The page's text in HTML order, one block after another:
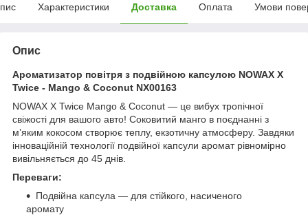
Характеристики Доставка Оплата Умови
Опис
Ароматизатор повітря з подвійною капсулою NOWAX X
Twice - Mango & Coconut NX00163
NOWAX X Twice Mango & Coconut — це вибух тропічної
свіжості для вашого авто! Соковитий манго в поєднанні з
м’яким кокосом створює теплу, екзотичну атмосферу. Завдяки
інноваційній технології подвійної капсули аромат рівномірно
вивільняється до 45 днів.
Переваги:
Подвійна капсула — для стійкого, насиченого
аромату